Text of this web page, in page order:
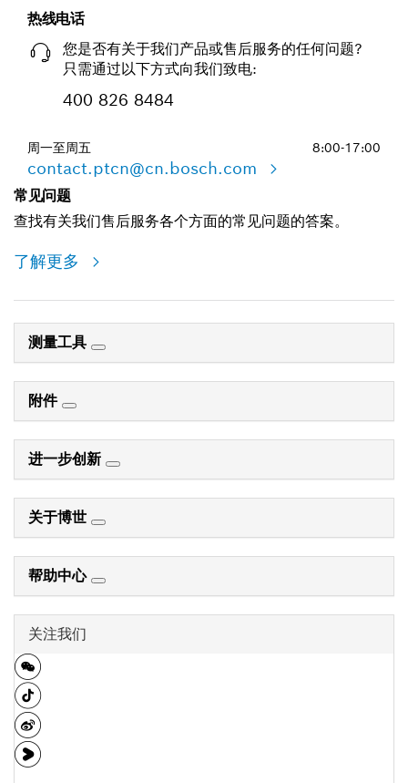
热线电话
您是否有关于我们产品或售后服务的任何问题?
只需通过以下方式向我们致电:
400 826 8484
周一至周五 8:00-17:00
contact.ptcn@cn.bosch.com
常见问题
查找有关我们售后服务各个方面的常见问题的答案。
了解更多
测量工具
附件
进一步创新
关于博世
帮助中心
关注我们